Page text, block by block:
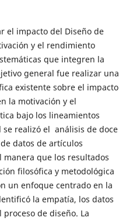
el impacto del Diseño de
y el rendimiento
que integren la
general fue realizar una
existente sobre el impacto
la motivación y el
bajo los lineamientos
se realizó el análisis de doce
datos de artículos
manera que los resultados
filosófica y metodológica
un enfoque centrado en la
la empatía, los datos
de diseño. La